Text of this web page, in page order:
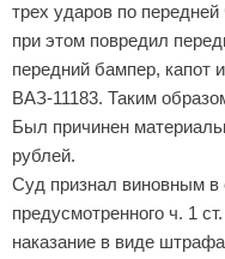
трех ударов по
при этом повредил
передний бампер, капот
ВАЗ-11183. Таким
Был причинен
рублей.
Суд признал виновным в
предусмотренного ч. 1
наказание в виде